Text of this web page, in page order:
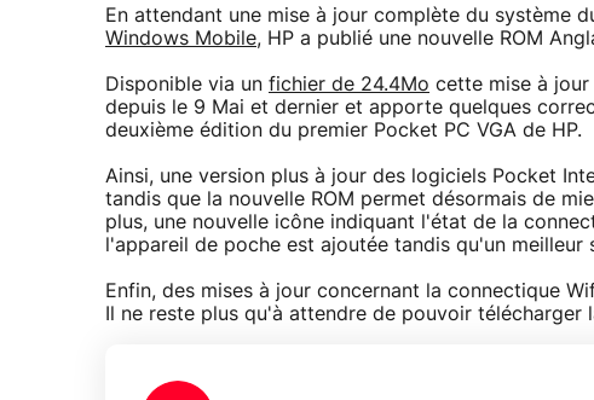
En attendant une mise à jour complète du système
Windows Mobile, HP a publié une nouvelle ROM
Disponible via un fichier de 24.4Mo cette mise à
depuis le 9 Mai et dernier et apporte quelques
deuxième édition du premier Pocket PC VGA de HP.
Ainsi, une version plus à jour des logiciels Pocket
tandis que la nouvelle ROM permet désormais de
plus, une nouvelle icône indiquant l'état de la
l'appareil de poche est ajoutée tandis qu'un
Enfin, des mises à jour concernant la connectique
Il ne reste plus qu'à attendre de pouvoir télécharger